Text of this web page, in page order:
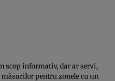
scop informativ, dar ar servi,
măsurilor pentru zonele cu un